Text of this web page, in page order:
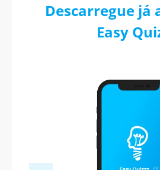
Descarregue já
Easy